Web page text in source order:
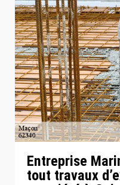
Entreprise
tout travaux